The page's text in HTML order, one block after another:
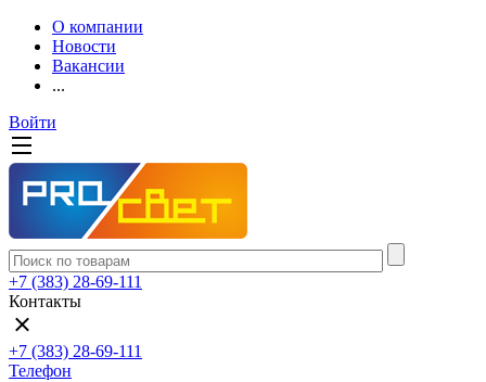
О компании
Новости
Вакансии
...
Войти
+7 (383) 28-69-111
Контакты
+7 (383) 28-69-111
Телефон